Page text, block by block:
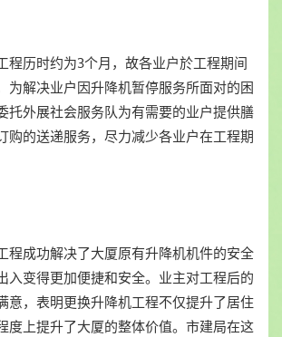
程历时约为3个月，故各业户於工程期间
为解决业户因升降机暂停服务所面对的困
托外展社会服务队为有需要的业户提供膳
购的送递服务，尽力减少各业户在工程期
程成功解决了大厦原有升降机机件的安全
入变得更加便捷和安全。业主对工程后的
意，表明更换升降机工程不仅提升了居住
度上提升了大厦的整体价值。市建局在这